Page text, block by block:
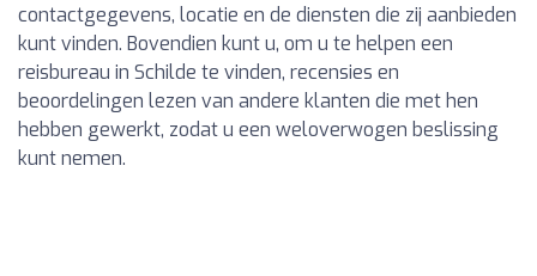
contactgegevens, locatie en de diensten die zij aanbieden
kunt vinden. Bovendien kunt u, om u te helpen een
reisbureau in Schilde te vinden, recensies en
beoordelingen lezen van andere klanten die met hen
hebben gewerkt, zodat u een weloverwogen beslissing
kunt nemen.